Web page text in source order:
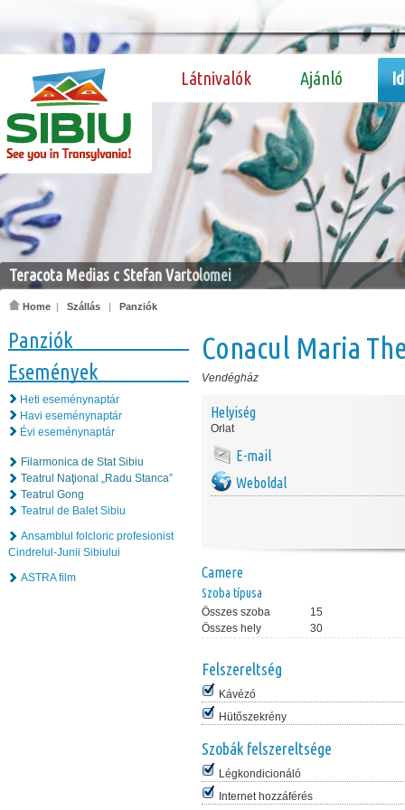
Látnivalók Ajánló
Teracota Medias c Stefan Vartolomei
Home | Szállás | Panziók
Panziók
Események
Heti eseménynaptár
Havi eseménynaptár
Évi eseménynaptár
Filarmonica de Stat Sibiu
Teatrul Naţional „Radu Stanca”
Teatrul Gong
Teatrul de Balet Sibiu
Ansamblul folcloric profesionist
Cindrelul-Junii Sibiului
ASTRA film
Conacul Maria
Vendégház
Helyiség
Orlat
E-mail
Weboldal
Camere
Szoba típusa
Összes szoba
15
Összes hely
30
Felszereltség
Kávézó
Hütőszekrény
Szobák felszereltsége
Légkondicionáló
Internet hozzáférés